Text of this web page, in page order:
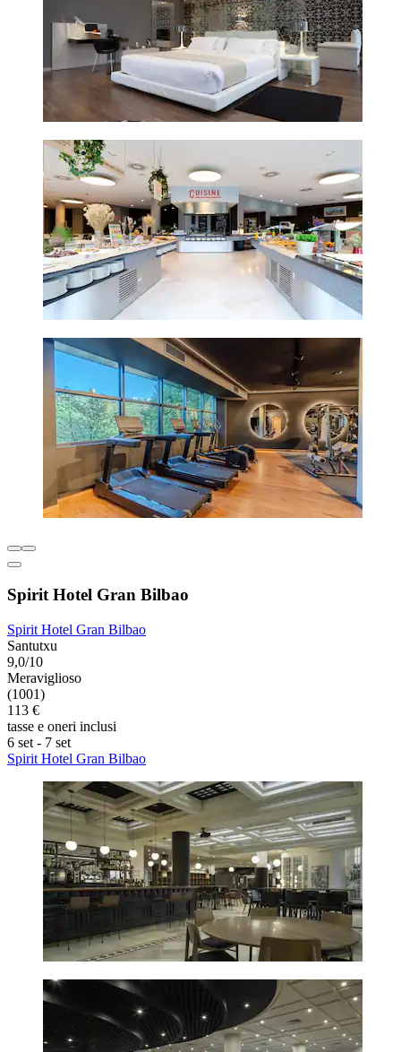
Spirit Hotel Gran Bilbao
Spirit Hotel Gran Bilbao
Santutxu
9,0/10
Meraviglioso
(1001)
113 €
tasse e oneri inclusi
6 set - 7 set
Spirit Hotel Gran Bilbao